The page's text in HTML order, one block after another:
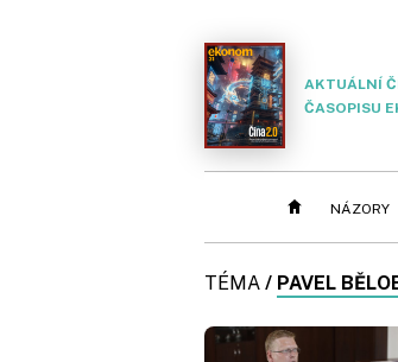
AKTUÁLNÍ
ČASOPISU
NÁZORY
TÉMA / PAVEL